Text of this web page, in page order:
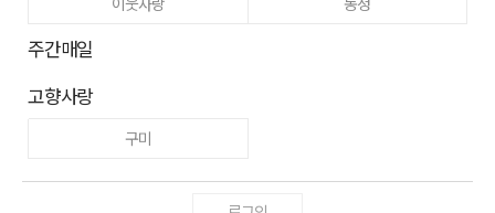
주간매일
고향사랑
구미